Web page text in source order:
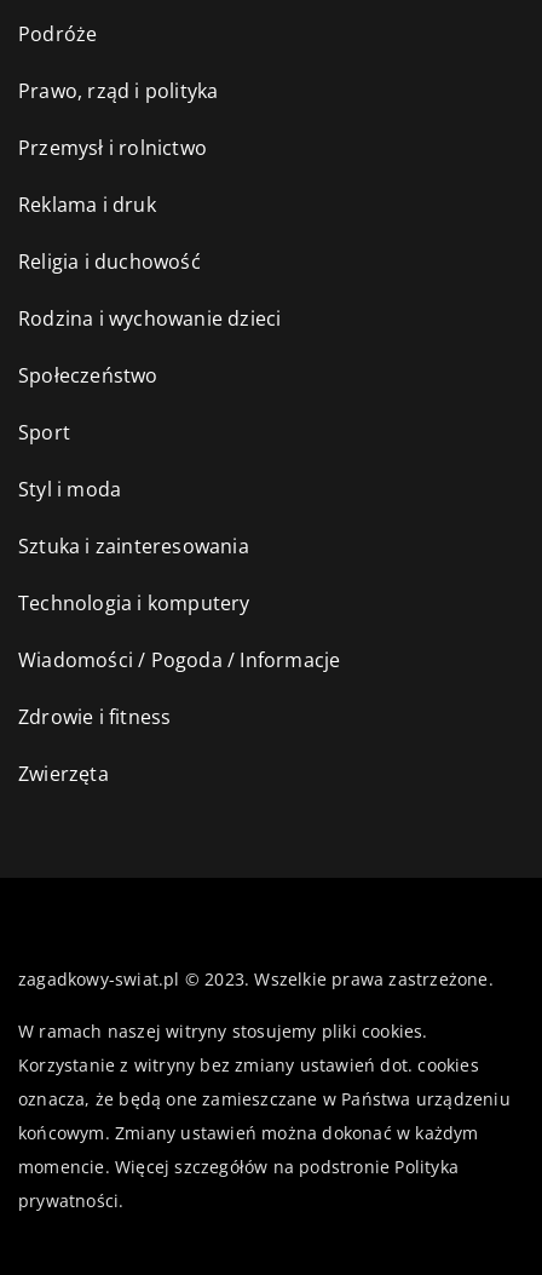
Podróże
Prawo, rząd i polityka
Przemysł i rolnictwo
Reklama i druk
Religia i duchowość
Rodzina i wychowanie dzieci
Społeczeństwo
Sport
Styl i moda
Sztuka i zainteresowania
Technologia i komputery
Wiadomości / Pogoda / Informacje
Zdrowie i fitness
Zwierzęta
zagadkowy-swiat.pl © 2023. Wszelkie prawa zastrzeżone.
W ramach naszej witryny stosujemy pliki cookies.
Korzystanie z witryny bez zmiany ustawień dot. cookies
oznacza, że będą one zamieszczane w Państwa urządzeniu
końcowym. Zmiany ustawień można dokonać w każdym
momencie. Więcej szczegółów na podstronie Polityka
prywatności.